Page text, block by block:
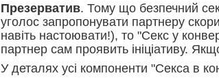
Презерватив. Тому що безпечний
уголос запропонувати партнеру
навіть настоювати!), то "Секс у
партнер сам проявить ініціативу.
У деталях усі компоненти "Секса в